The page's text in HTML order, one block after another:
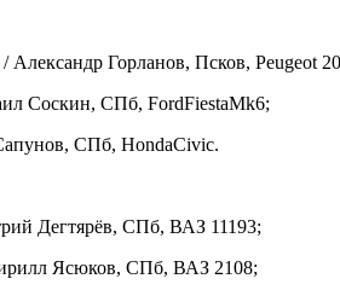
Горланов, Псков, Peugeot
Соскин, СПб, FordFiestaMk6;
СПб, HondaCivic.
Дегтярёв, СПб, ВАЗ 11193;
Ясюков, СПб, ВАЗ 2108;